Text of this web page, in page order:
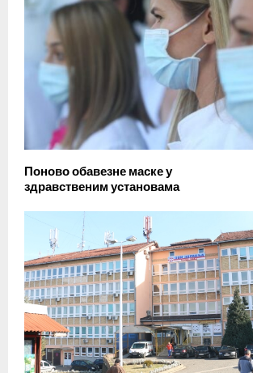
Поново обавезне маске у
здравственим установама